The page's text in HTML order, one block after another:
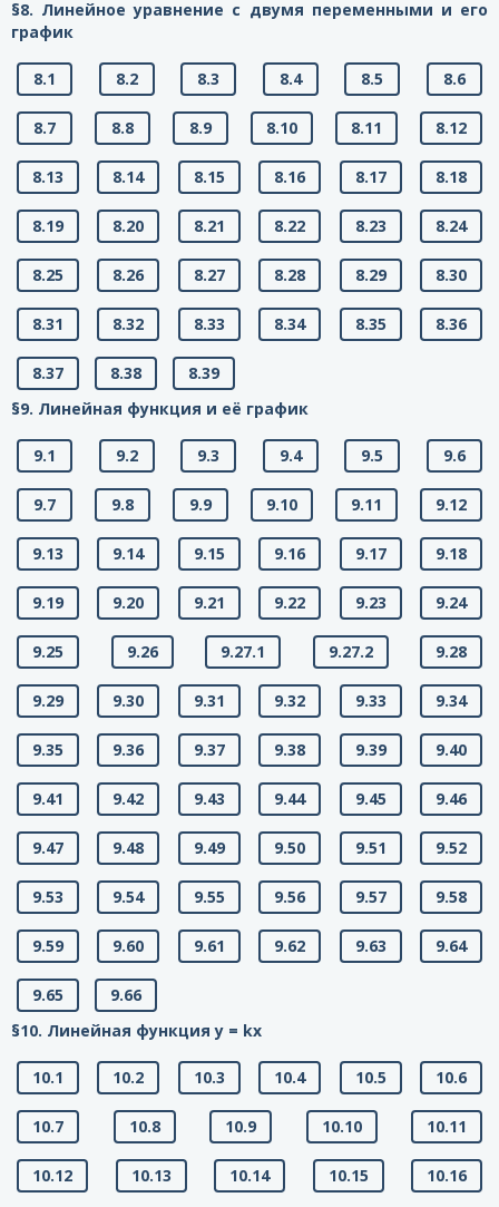
§8. Линейное уравнение с двумя переменными и его
график
8.1 8.2 8.3 8.4 8.5 8.6
8.7 8.8 8.9 8.10 8.11 8.12
8.13 8.14 8.15 8.16 8.17 8.18
8.19 8.20 8.21 8.22 8.23 8.24
8.25 8.26 8.27 8.28 8.29 8.30
8.31 8.32 8.33 8.34 8.35 8.36
8.37 8.38
8.39
§9. Линейная функция и её график
9.1 9.2 9.3 9.4 9.5 9.6
9.7 9.8 9.9 9.10 9.11 9.12
9.13 9.14 9.15 9.16 9.17 9.18
9.19 9.20 9.21 9.22 9.23 9.24
9.25 9.26 9.27.1 9.27.2 9.28
9.29 9.30 9.31 9.32 9.33 9.34
9.35 9.36 9.37 9.38 9.39 9.40
9.41 9.42 9.43 9.44 9.45 9.46
9.47 9.48 9.49 9.50 9.51 9.52
9.53 9.54 9.55 9.56 9.57 9.58
9.59 9.60 9.61 9.62 9.63 9.64
9.65
9.66
§10. Линейная функция у = kx
10.1 10.2 10.3 10.4 10.5 10.6
10.7 10.8 10.9 10.10 10.11
10.12 10.13 10.14 10.15 10.16